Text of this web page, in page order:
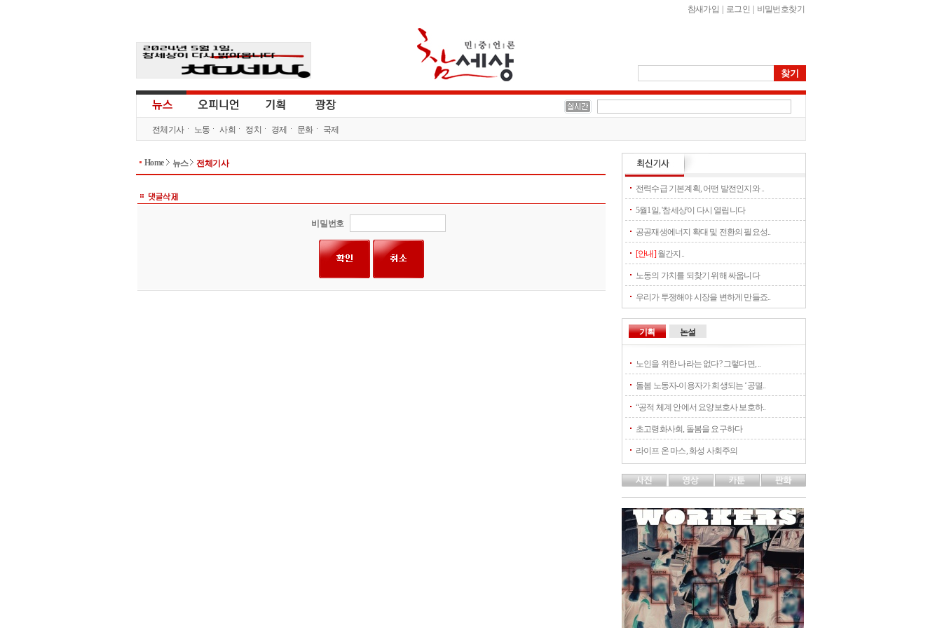
참새가입 로그인 비밀번호찾기
전체기사 노동 사회 정치 경제 문화 국제
Home 뉴스 전체기사
비밀번호
전력수급 기본계획, 어떤 발전인지와 ..
5월1일, '참세상'이 다시 열립니다
공공재생에너지 확대 및 전환의 필요성..
[안내]월간지..
노동의 가치를 되찾기 위해 싸웁니다
우리가 투쟁해야 시장을 변하게 만들죠..
기획
노인을 위한 나라는 없다? 그렇다면, ..
돌봄 노동자-이용자가 희생되는 ‘공멸..
“공적 체계 안에서 요양보호사 보호하..
초고령화사회, 돌봄을 요구하다
라이프 온 마스, 화성 사회주의
논설